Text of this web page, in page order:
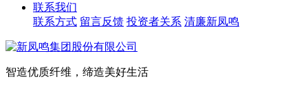
联系我们
联系方式 留言反馈 投资者关系 清廉新凤鸣
智造优质纤维，缔造美好生活